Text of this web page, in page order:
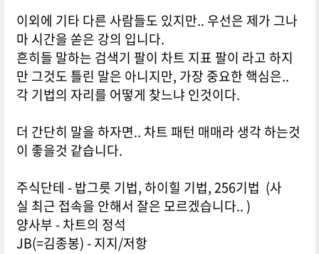
이외에 기타 다른 사람들도 있지만.. 우선은 제가 그나
마 시간을 쏟은 강의 입니다.
흔히들 말하는 검색기 팔이 차트 지표 팔이 라고 하지
만 그것도 틀린 말은 아니지만, 가장 중요한 핵심은..
각 기법의 자리를 어떻게 찾느냐 인것이다.
더 간단히 말을 하자면.. 차트 패턴 매매라 생각 하는것
이 좋을것 같습니다.
주식단테 - 밥그릇 기법, 하이힐 기법, 256기법 (사
실 최근 접속을 안해서 잘은 모르겠습니다.. )
양사부 - 차트의 정석
JB(=김종봉) - 지지/저항